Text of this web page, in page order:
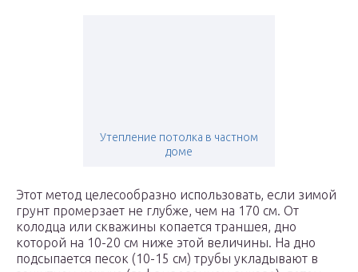
Утепление потолка в частном
доме
Этот метод целесообразно использовать, если зимой
грунт промерзает не глубже, чем на 170 см. От
колодца или скважины копается траншея, дно
которой на 10-20 см ниже этой величины. На дно
подсыпается песок (10-15 см) трубы укладывают в